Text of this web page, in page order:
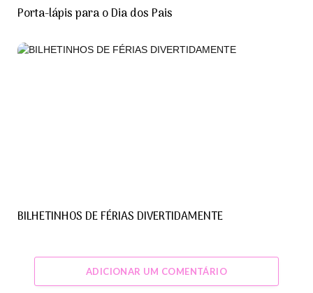
Porta-lápis para o Dia dos Pais
BILHETINHOS DE FÉRIAS DIVERTIDAMENTE
ADICIONAR UM COMENTÁRIO